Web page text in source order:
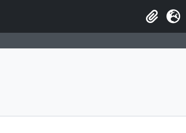
in browse page
Idioma